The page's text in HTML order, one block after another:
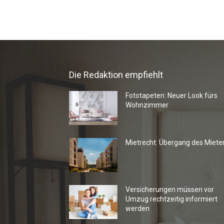
Die Redaktion empfiehlt
Fototapeten: Neuer Look fürs
Wohnzimmer
Mietrecht: Übergang des
Versicherungen müssen vor
Umzug rechtzeitig informiert
werden